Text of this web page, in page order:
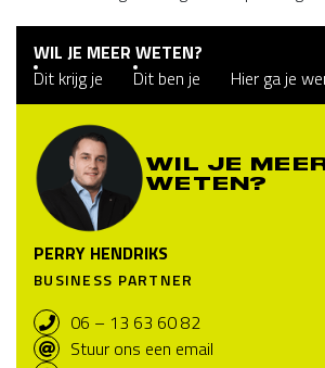
WIL JE MEER WETEN?
Dit krijg je
Dit ben je Hier ga je
WIL JE
WETEN?
PERRY HENDRIKS
BUSINESS PARTNER
06 – 13 63 60 82
Stuur ons een email